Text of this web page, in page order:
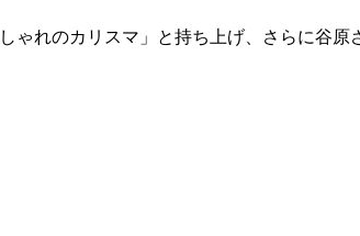
れのカリスマ」と持ち上げ、さらに谷原